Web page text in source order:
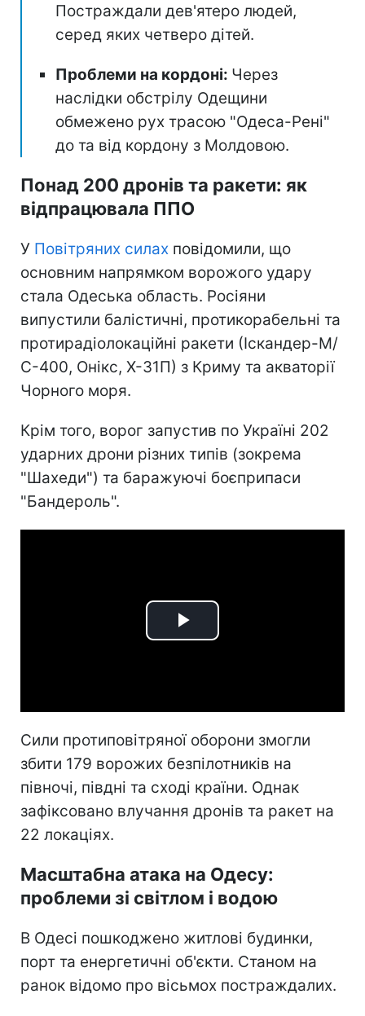
Постраждали дев'ятеро людей,
серед яких четверо дітей.
Проблеми на кордоні: Через
наслідки обстрілу Одещини
обмежено рух трасою "Одеса-Рені"
до та від кордону з Молдовою.
Понад 200 дронів та ракети: як
відпрацювала ППО
У Повітряних силах повідомили, що
основним напрямком ворожого удару
стала Одеська область. Росіяни
випустили балістичні, протикорабельні та
протирадіолокаційні ракети (Іскандер-М/
С-400, Онікс, Х-31П) з Криму та акваторії
Чорного моря.
Крім того, ворог запустив по Україні 202
ударних дрони різних типів (зокрема
"Шахеди") та баражуючі боєприпаси
"Бандероль".
Play
Сили протиповітряної оборони змогли
збити 179 ворожих безпілотників на
півночі, півдні та сході країни. Однак
зафіксовано влучання дронів та ракет на
22 локаціях.
Масштабна атака на Одесу:
проблеми зі світлом і водою
В Одесі пошкоджено житлові будинки,
порт та енергетичні об'єкти. Станом на
ранок відомо про вісьмох постраждалих.